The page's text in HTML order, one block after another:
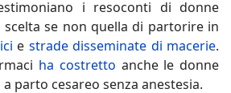
i resoconti di donne
scelta se non quella di partorire in
e strade disseminate di macerie.
ha costretto anche le donne
parto cesareo senza anestesia.